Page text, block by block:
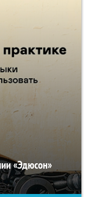
«Эдюсон»